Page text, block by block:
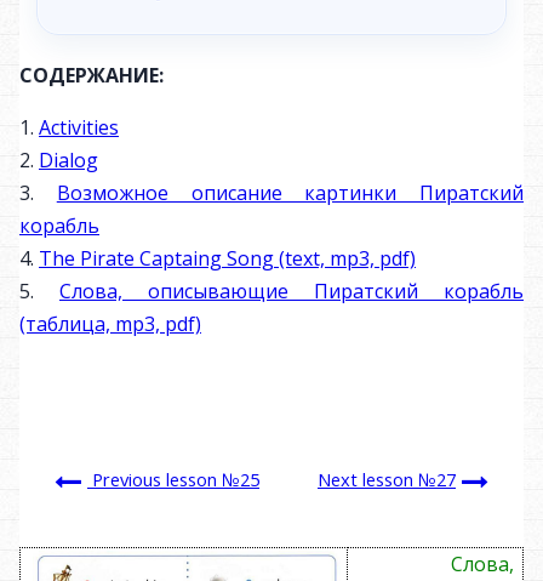
СОДЕРЖАНИЕ:
1. Activities
2. Dialog
3. Возможное описание картинки Пиратский
корабль
4. The Pirate Captaing Song (text, mp3, pdf)
5. Слова, описывающие Пиратский корабль
(таблица, mp3, pdf)
Previous lesson №25 Next lesson №27
Слова,